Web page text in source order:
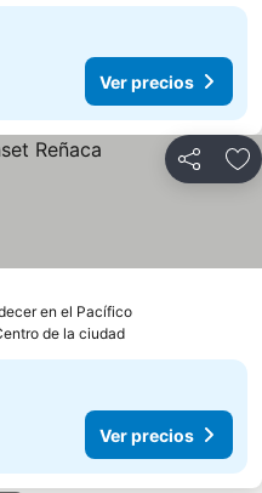
Ver precios
Compartir
en el PacíficoVer precios
de la ciudad
Ver precios